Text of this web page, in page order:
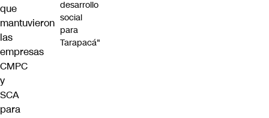
que
mantuvieron
las
empresas
CMPC
y
SCA
para
desarrollo
social
para
Tarapacá"